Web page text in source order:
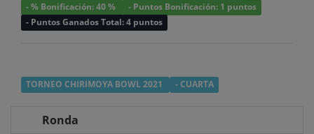
- % Bonificación: 40 %
- Puntos Bonificación: 1 puntos
- Puntos Ganados Total: 4 puntos
TORNEO CHIRIMOYA BOWL 2021 - CUARTA
Ronda